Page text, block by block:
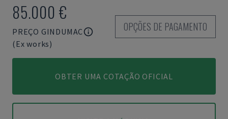
85.000 €
PREÇO GINDUMAC
(Ex works)
OPÇÕES DE PAGAMENTO
OBTER UMA COTAÇÃO OFICIAL